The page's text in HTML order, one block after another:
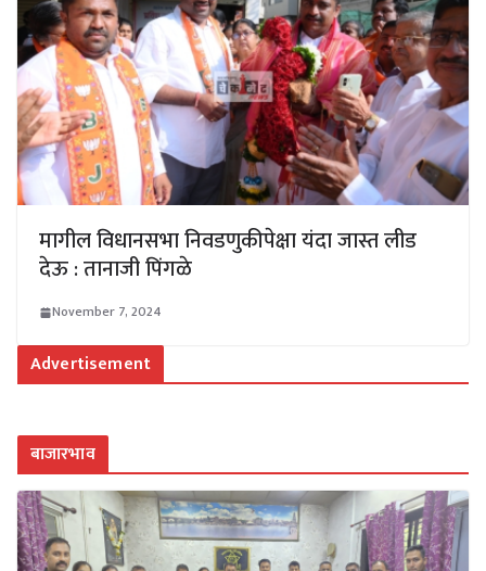
मागील विधानसभा निवडणुकीपेक्षा यंदा जास्त लीड
देऊ : तानाजी पिंगळे
November 7, 2024
Advertisement
बाजारभाव